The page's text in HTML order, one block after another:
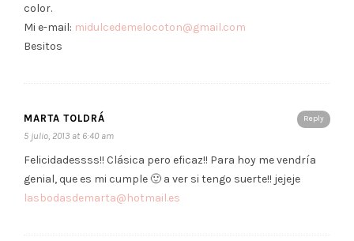
color.
Mi e-mail: midulcedemelocoton@gmail.com
Besitos
Reply
MARTA TOLDRÁ
5 julio, 2013 at 6:40 am
Felicidadessss!! Clásica pero eficaz!! Para hoy me vendría
genial, que es mi cumple 🙂 a ver si tengo suerte!! jejeje
lasbodasdemarta@hotmail.es